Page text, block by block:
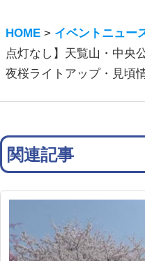
HOME > イベントニュー
点灯なし】天覧山・中央
夜桜ライトアップ・見頃
関連記事